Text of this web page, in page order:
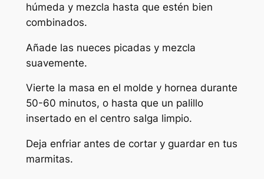
húmeda y mezcla hasta que estén bien
combinados.
Añade las nueces picadas y mezcla
suavemente.
Vierte la masa en el molde y hornea durante
50-60 minutos, o hasta que un palillo
insertado en el centro salga limpio.
Deja enfriar antes de cortar y guardar en tus
marmitas.